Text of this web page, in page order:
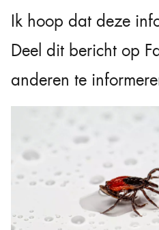
Ik hoop dat deze
Deel dit bericht op
anderen te